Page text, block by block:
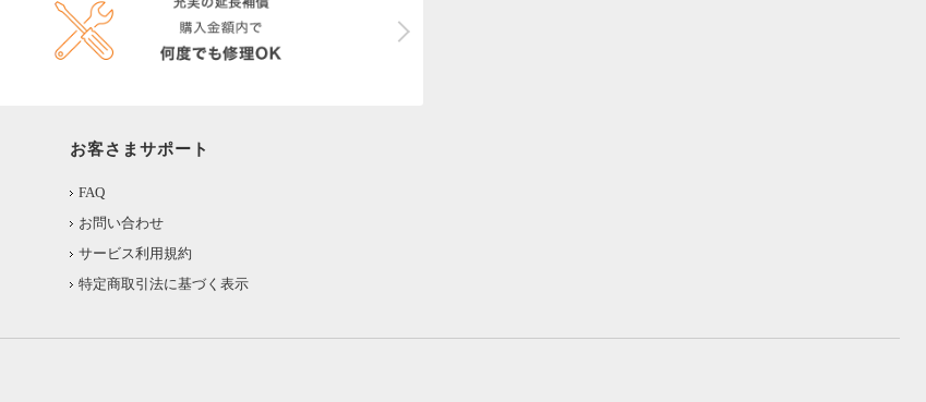
お客さまサポート
FAQ
お問い合わせ
サービス利用規約
特定商取引法に基づく表示